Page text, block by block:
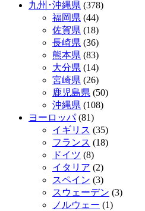
九州･沖縄県 (378)
福岡県 (44)
佐賀県 (18)
長崎県 (36)
熊本県 (83)
大分県 (14)
宮崎県 (26)
鹿児島県 (50)
沖縄県 (108)
ヨーロッパ(81)
イギリス (35)
フランス (18)
ドイツ (8)
イタリア (2)
スペイン (3)
スウェーデン (3)
ノルウェー (1)